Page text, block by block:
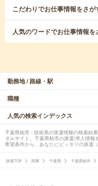
こだわりでお仕事情報をさが
人気のワードでお仕事情報を
勤務地 / 路線・駅
職種
人気の検索インデックス
千葉県柏市 - 技術系の派遣情報の検索結
タルサイト。千葉県柏市の派遣/求人情
希望条件から、あなたにピッタリの派遣
派遣TOP 関東 千葉県 千葉県柏市